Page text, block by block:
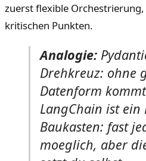
zuerst flexible Orchestrierung,
kritischen Punkten.
Analogie:
Drehkreuz: ohne
Datenform
LangChain ist ein
Baukasten: fast
moeglich, aber